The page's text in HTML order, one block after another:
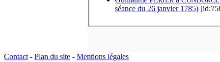
séance du 26 janvier 1785)
Contact- Plan du site - Mentions légales